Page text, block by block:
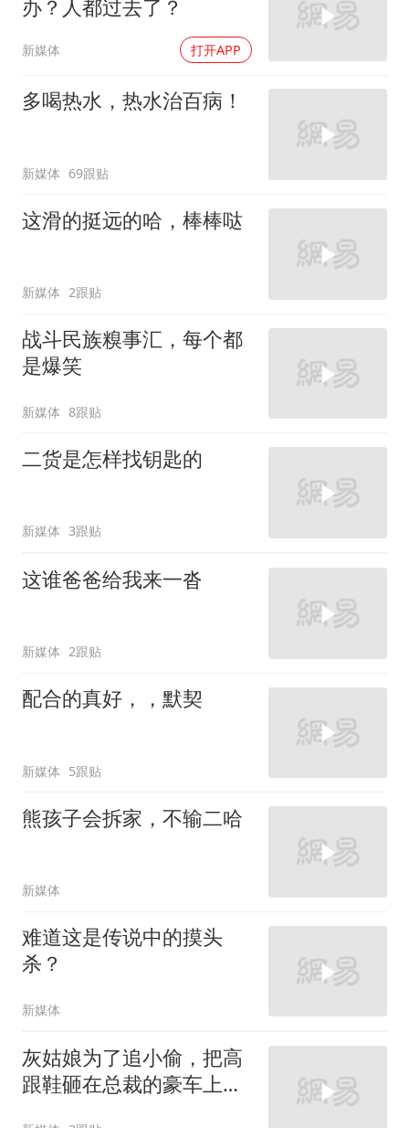
办？人都过去了？
新媒体 打开APP
多喝热水，热水治百病！
新媒体 69跟贴
这滑的挺远的哈，棒棒哒
新媒体 2跟贴
战斗民族糗事汇，每个都
是爆笑
新媒体 8跟贴
二货是怎样找钥匙的
新媒体 3跟贴
这谁爸爸给我来一沓
新媒体 2跟贴
配合的真好，，默契
新媒体 5跟贴
熊孩子会拆家，不输二哈
新媒体
难道这是传说中的摸头
杀？
新媒体
灰姑娘为了追小偷，把高
跟鞋砸在总裁的豪车上，